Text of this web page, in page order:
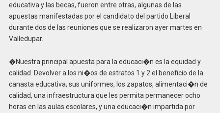
educativa y las becas, fueron entre otras, algunas de las
apuestas manifestadas por el candidato del partido Liberal
durante dos de las reuniones que se realizaron ayer martes en
Valledupar.
�Nuestra principal apuesta para la educaci�n es la equidad y
calidad. Devolver a los ni�os de estratos 1 y 2 el beneficio de la
canasta educativa, sus uniformes, los zapatos, alimentaci�n de
calidad, una infraestructura que les permita permanecer ocho
horas en las aulas escolares, y una educaci�n impartida por